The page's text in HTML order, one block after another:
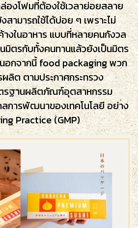
องโฟมที่ต้องใช้เวลาย่อยสลาย
ามารถใช้ได้บ่อย ๆ เพราะไม่
างในอาหาร แบบที่หลายคนกังวล
มิตรกับทั้งคนทานแล้วยังเป็นมิตร
กจากนี้ food packaging พวก
ลิต ตามประกาศกระทรวง
รฐานผลิตภัณฑ์อุตสาหกรรม
การพัฒนาของเทคโนโลยี อย่าง
Practice (GMP)